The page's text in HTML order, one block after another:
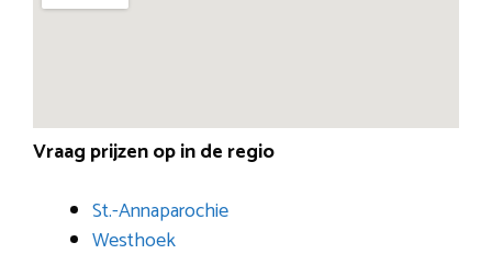
Vraag prijzen op in de regio
St.-Annaparochie
Westhoek